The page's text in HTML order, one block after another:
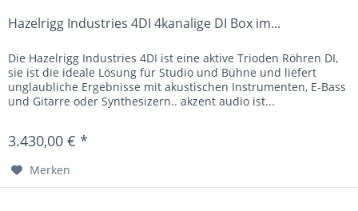
Hazelrigg Industries 4DI 4kanalige DI Box im...
Die Hazelrigg Industries 4DI ist eine aktive Trioden Röhren DI,
sie ist die ideale Lösung für Studio und Bühne und liefert
unglaubliche Ergebnisse mit akustischen Instrumenten, E-Bass
und Gitarre oder Synthesizern.. akzent audio ist...
3.430,00 € *
Merken